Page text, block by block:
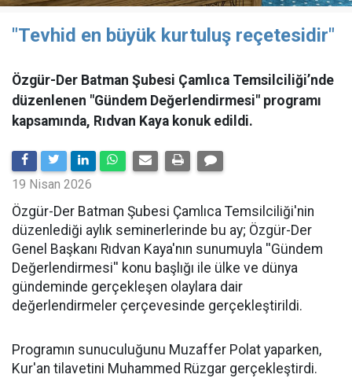
"Tevhid en büyük kurtuluş reçetesidir"
Özgür-Der Batman Şubesi Çamlıca Temsilciliği’nde
düzenlenen "Gündem Değerlendirmesi" programı
kapsamında, Rıdvan Kaya konuk edildi.
19 Nisan 2026
​Özgür-Der Batman Şubesi Çamlıca Temsilciliği'nin
düzenlediği aylık seminerlerinde bu ay; Özgür-Der
Genel Başkanı Rıdvan Kaya'nın sunumuyla ''Gündem
Değerlendirmesi'' konu başlığı ile ülke ve dünya
gündeminde gerçekleşen olaylara dair
değerlendirmeler çerçevesinde gerçekleştirildi.
Programın sunuculuğunu Muzaffer Polat yaparken,
Kur'an tilavetini Muhammed Rüzgar gerçekleştirdi.